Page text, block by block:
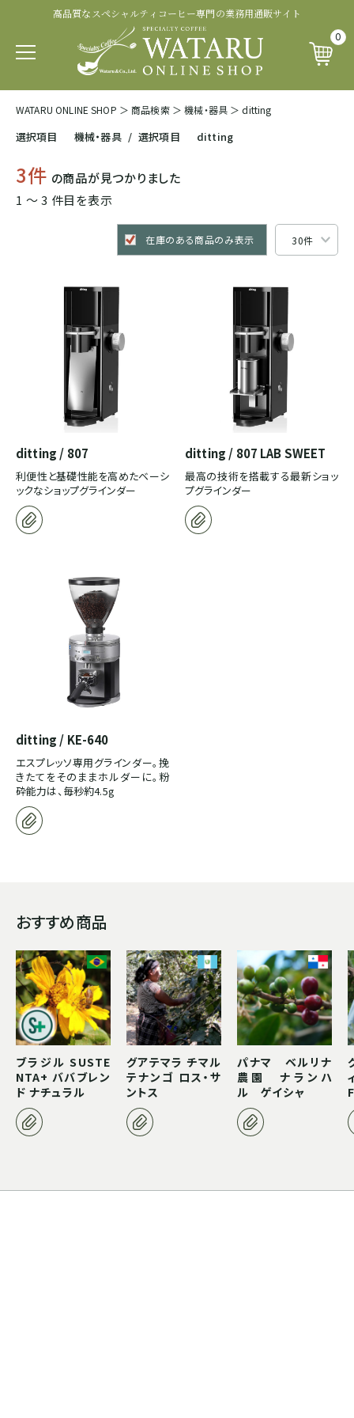
高品質なスペシャルティコーヒー専門の業務用通販サイト
0
WATARU ONLINE SHOP ＞ 商品検索 ＞ 機械・器具 ＞ ditting
選択項目 機械・器具 / 選択項目 ditting
3件 の商品が見つかりました
1 〜 3 件目を表示
在庫のある商品のみ表示
ditting / 807
利便性と基礎性能を高めたベーシ
ックなショップグラインダー
ditting / 807 LAB SWEET
最高の技術を搭載する最新ショッ
プグラインダー
ditting / KE-640
エスプレッソ専用グラインダー。挽
きたてをそのままホルダーに。粉
砕能力は、毎秒約4.5g
おすすめ商品
ブラジル SUSTE
NTA+ ババブレン
ド ナチュラル
グアテマラ チマル
テナンゴ ロス・サ
ントス
パナマ ベルリナ
農園 ナランハ
ル ゲイシャ